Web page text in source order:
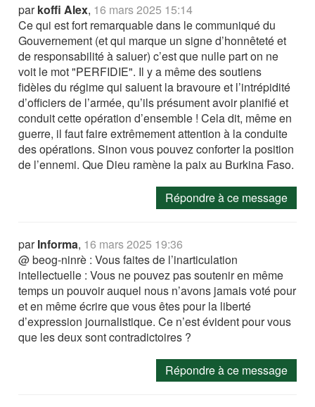
parkoffi Alex, 16 mars 2025 15:14
Ce qui est fort remarquable dans le communiqué du
Gouvernement (et qui marque un signe d’honnêteté et
de responsabilité à saluer) c’est que nulle part on ne
voit le mot "PERFIDIE". Il y a même des soutiens
fidèles du régime qui saluent la bravoure et l’intrépidité
d’officiers de l’armée, qu’ils présument avoir planifié et
conduit cette opération d’ensemble ! Cela dit, même en
guerre, il faut faire extrêmement attention à la conduite
des opérations. Sinon vous pouvez conforter la position
de l’ennemi. Que Dieu ramène la paix au Burkina Faso.
Répondre à ce message
parInforma, 16 mars 2025 19:36
@ beog-ninrè : Vous faites de l’inarticulation
intellectuelle : Vous ne pouvez pas soutenir en même
temps un pouvoir auquel nous n’avons jamais voté pour
et en même écrire que vous êtes pour la liberté
d’expression journalistique. Ce n’est évident pour vous
que les deux sont contradictoires ?
Répondre à ce message